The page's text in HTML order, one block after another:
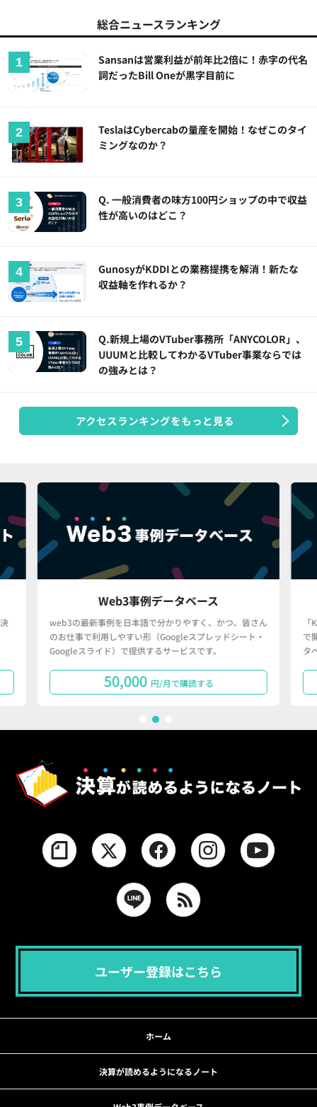
総合ニュースランキング
Sansanは営業利益が前年比2倍に！赤字の代名
詞だったBill Oneが黒字目前に
TeslaはCybercabの量産を開始！なぜこのタイ
ミングなのか？
Q. 一般消費者の味方100円ショップの中で収益
性が高いのはどこ？
GunosyがKDDIとの業務提携を解消！新たな
収益軸を作れるか？
Q.新規上場のVTuber事務所「ANYCOLOR」、
UUUMと比較してわかるVTuber事業ならでは
の強みとは？
アクセスランキングをもっと見る
Web3事例データベース
web3の最新事例を日本語で分かりやすく、かつ、皆さん
のお仕事で利用しやすい形（Googleスプレッドシート・
Googleスライド）で提供するサービスです。
50,000 円/月で購読する
で
タ
ユーザー登録はこちら
ホーム
決算が読めるようになるノート